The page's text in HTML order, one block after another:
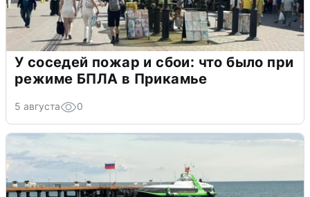
У соседей пожар и сбои: что было при
режиме БПЛА в Прикамье
5 августа 0